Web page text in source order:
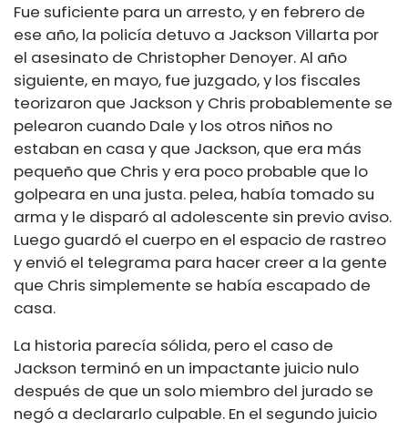
Fue suficiente para un arresto, y en febrero de
ese año, la policía detuvo a Jackson Villarta por
el asesinato de Christopher Denoyer. Al año
siguiente, en mayo, fue juzgado, y los fiscales
teorizaron que Jackson y Chris probablemente se
pelearon cuando Dale y los otros niños no
estaban en casa y que Jackson, que era más
pequeño que Chris y era poco probable que lo
golpeara en una justa. pelea, había tomado su
arma y le disparó al adolescente sin previo aviso.
Luego guardó el cuerpo en el espacio de rastreo
y envió el telegrama para hacer creer a la gente
que Chris simplemente se había escapado de
casa.
La historia parecía sólida, pero el caso de
Jackson terminó en un impactante juicio nulo
después de que un solo miembro del jurado se
negó a declararlo culpable. En el segundo juicio